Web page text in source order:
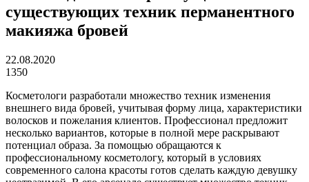
существующих техник перманентного
макияжа бровей
22.08.2020
1350
Косметологи разработали множество техник изменения
внешнего вида бровей, учитывая форму лица, характеристики
волосков и пожелания клиентов. Профессионал предложит
несколько вариантов, которые в полной мере раскрывают
потенциал образа. За помощью обращаются к
профессиональному косметологу, который в условиях
современного салона красоты готов сделать каждую девушку